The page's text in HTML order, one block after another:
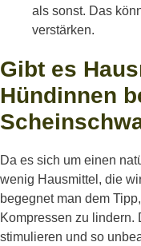
als sonst. Das
verstärken.
Gibt es
Hündinnen
Da es sich um einen
wenig Hausmittel, die
begegnet man dem
Kompressen zu lindern.
stimulieren und so